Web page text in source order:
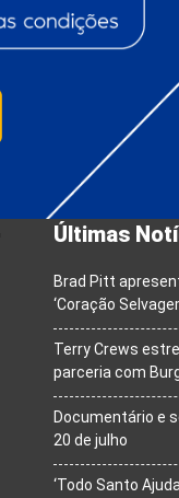
Últimas
Brad Pitt
‘Coração
Terry Crews
parceria com
Documentário e
20 de julho
‘Todo Santo